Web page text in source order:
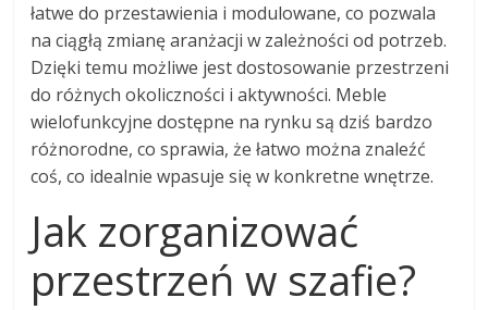
łatwe do przestawienia i modulowane, co pozwala
na ciągłą zmianę aranżacji w zależności od potrzeb.
Dzięki temu możliwe jest dostosowanie przestrzeni
do różnych okoliczności i aktywności. Meble
wielofunkcyjne dostępne na rynku są dziś bardzo
różnorodne, co sprawia, że łatwo można znaleźć
coś, co idealnie wpasuje się w konkretne wnętrze.
Jak zorganizować
przestrzeń w szafie?